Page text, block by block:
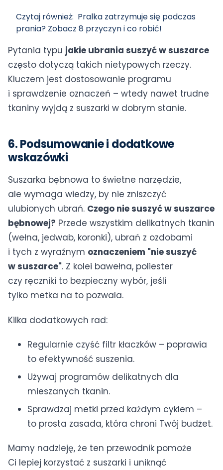
Czytaj również: Pralka zatrzymuje się podczas
prania? Zobacz 8 przyczyn i co robić!
Pytania typu jakie ubrania suszyć w suszarce
często dotyczą takich nietypowych rzeczy.
Kluczem jest dostosowanie programu
i sprawdzenie oznaczeń – wtedy nawet trudne
tkaniny wyjdą z suszarki w dobrym stanie.
6. Podsumowanie i dodatkowe
wskazówki
Suszarka bębnowa to świetne narzędzie,
ale wymaga wiedzy, by nie zniszczyć
ulubionych ubrań. Czego nie suszyć w suszarce
bębnowej? Przede wszystkim delikatnych tkanin
(wełna, jedwab, koronki), ubrań z ozdobami
i tych z wyraźnym oznaczeniem "nie suszyć
w suszarce". Z kolei bawełna, poliester
czy ręczniki to bezpieczny wybór, jeśli
tylko metka na to pozwala.
Kilka dodatkowych rad:
Regularnie czyść filtr kłaczków – poprawia
to efektywność suszenia.
Używaj programów delikatnych dla
mieszanych tkanin.
Sprawdzaj metki przed każdym cyklem –
to prosta zasada, która chroni Twój budżet.
Mamy nadzieję, że ten przewodnik pomoże
Ci lepiej korzystać z suszarki i uniknąć